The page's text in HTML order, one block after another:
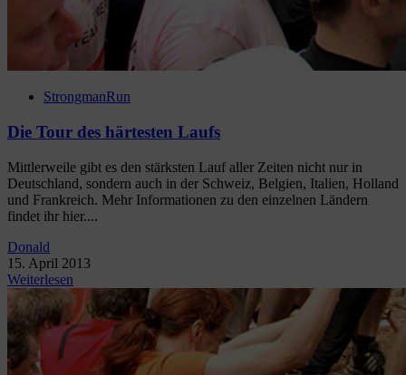
StrongmanRun
Die Tour des härtesten Laufs
Mittlerweile gibt es den stärksten Lauf aller Zeiten nicht nur in
Deutschland, sondern auch in der Schweiz, Belgien, Italien, Holland
und Frankreich. Mehr Informationen zu den einzelnen Ländern
findet ihr hier....
Donald
15. April 2013
Weiterlesen